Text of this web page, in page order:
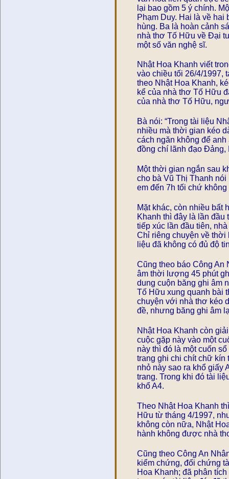
lại bao gồm 5 ý chính.
Phạm Duy. Hai là về
hùng. Ba là hoàn cảnh
nhà thơ Tố Hữu về Đại
một số văn nghệ sĩ.
Nhật Hoa Khanh viết
vào chiều tối 26/4/1997,
theo Nhật Hoa Khanh,
kể của nhà thơ Tố Hữu
của nhà thơ Tố Hữu,
Bà nói: “Trong tài liệu
nhiều mà thời gian kéo
cách ngăn không để
đồng chí lãnh đạo Đảng,
Một thời gian ngắn sau
cho bà Vũ Thị Thanh nói
em đến 7h tối chứ không
Mặt khác, còn nhiều bất
Khanh thì đây là lần
tiếp xúc lần đầu tiên,
Chỉ riêng chuyện về
liệu đã không có đủ độ
Cũng theo báo Công An
âm thời lượng 45 phút
dung cuộn băng ghi âm
Tố Hữu xung quanh bài
chuyện với nhà thơ kéo
đề, nhưng băng ghi âm
Nhật Hoa Khanh còn
cuộc gặp này vào một
này thì đó là một cuốn
trang ghi chi chít chữ kín
nhỏ này sao ra khổ giấy
trang. Trong khi đó tài
khổ A4.
Theo Nhật Hoa Khanh
Hữu từ tháng 4/1997,
không còn nữa, Nhật
hành không được nhà
Cũng theo Công An
kiểm chứng, đối chứng
Hoa Khanh; đã phân